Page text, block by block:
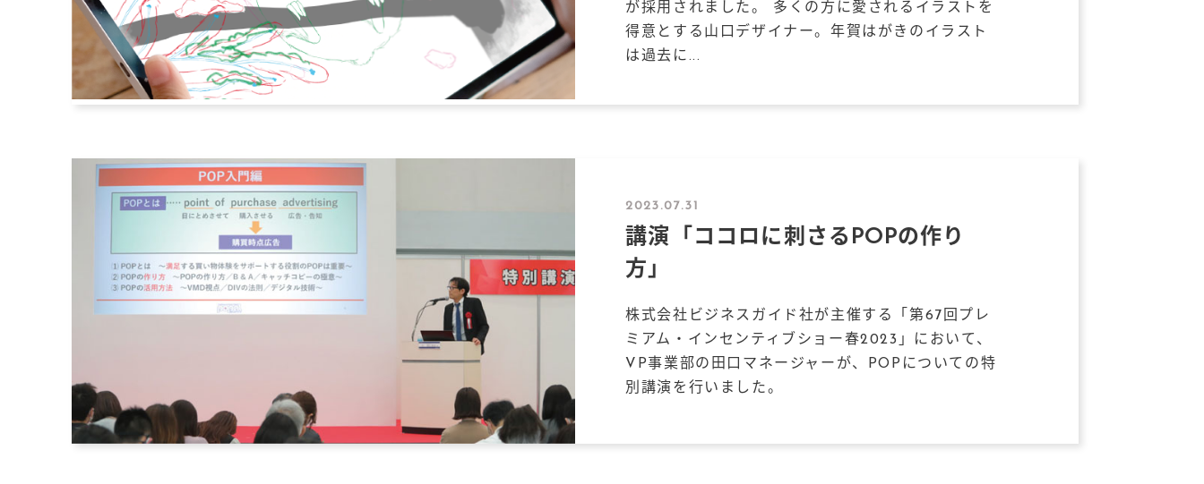
が採用されました。 多くの方に愛されるイラストを
得意とする山口デザイナー。年賀はがきのイラスト
は過去に...
2023.07.31
講演「ココロに刺さるPOPの作り
方」
株式会社ビジネスガイド社が主催する「第67回プレ
ミアム・インセンティブショー春2023」において、
VP事業部の田口マネージャーが、POPについての特
別講演を行いました。